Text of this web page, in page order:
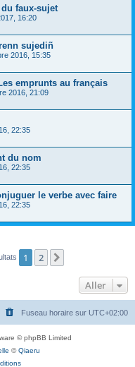
faux-sujet
16:20
sujediñ
2016, 15:35
emprunts au français
2016, 21:09
22:35
du nom
22:35
le verbe avec faire
22:35
1 2
Aller
Fuseau horaire sur UTC+02:00
© phpBB Limited
©Qiaeru